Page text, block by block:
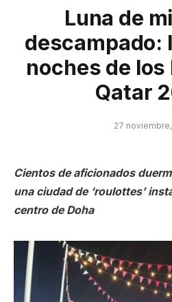
Luna de
descampado:
noches de
Qatar
27
Cientos de aficionados
una ciudad de ‘roulottes’
centro de Doha